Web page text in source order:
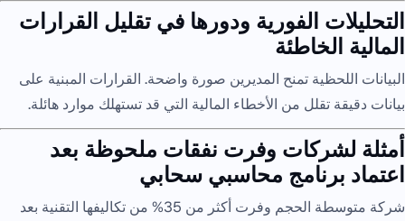
التحليلات الفورية ودورها في تقليل القرارات
المالية الخاطئة
البيانات اللحظية تمنح المديرين صورة واضحة. القرارات المبنية على
بيانات دقيقة تقلل من الأخطاء المالية التي قد تستهلك موارد هائلة.
أمثلة لشركات وفرت نفقات ملحوظة بعد
اعتماد برنامج محاسبي سحابي
شركة متوسطة الحجم وفرت أكثر من 35% من تكاليفها التقنية بعد